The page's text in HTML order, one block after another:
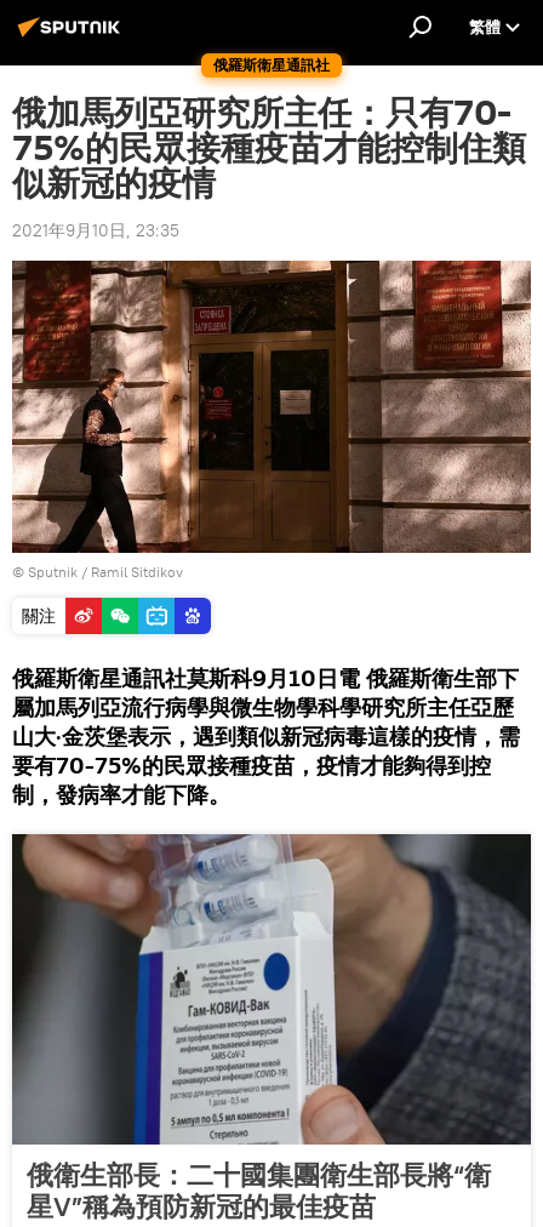
俄羅斯衛星通訊社
繁體
俄加馬列亞研究所主任：只有70-
75%的民眾接種疫苗才能控制住類
似新冠的疫情
2021年9月10日, 23:35
© Sputnik / Ramil Sitdikov
關注
俄羅斯衛星通訊社莫斯科9月10日電 俄羅斯衛生部下
屬加馬列亞流行病學與微生物學科學研究所主任亞歷
山大·金茨堡表示，遇到類似新冠病毒這樣的疫情，需
要有70-75%的民眾接種疫苗，疫情才能夠得到控
制，發病率才能下降。
俄衛生部長：二十國集團衛生部長將“衛
星V”稱為預防新冠的最佳疫苗